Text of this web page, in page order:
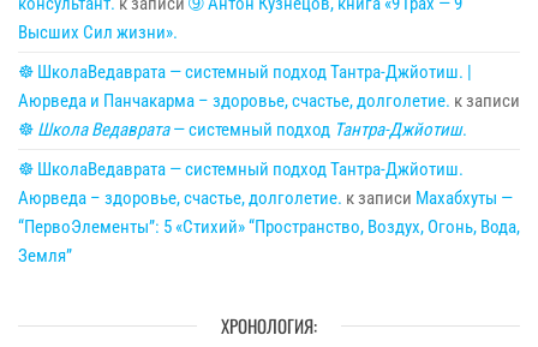
Высших Сил жизни».
☸ ШколаВедаврата — системный подход Тантра-Джйотиш. |
Аюрведа и Панчакарма – здоровье, счастье, долголетие. к записи
☸ Школа Ведаврата— системный подход Тантра-Джйотиш.
☸ ШколаВедаврата — системный подход Тантра-Джйотиш.
Аюрведа – здоровье, счастье, долголетие. к записи Махабхуты —
“ПервоЭлементы”: 5 «Стихий» “Пространство, Воздух, Огонь, Вода,
Земля”
ХРОНОЛОГИЯ: